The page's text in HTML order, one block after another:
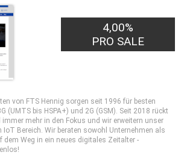
4,00%
PRO SALE
von FTS Hennig sorgen seit 1996 für besten
(UMTS bis HSPA+) und 2G (GSM). Seit 2018 rückt
immer mehr in den Fokus und wir erweitern unser
Bereich. Wir beraten sowohl Unternehmen als
dem Weg in ein neues digitales Zeitalter -